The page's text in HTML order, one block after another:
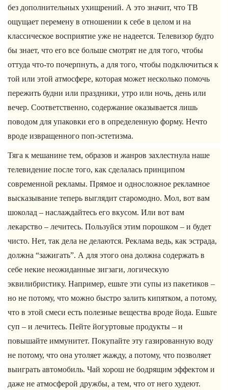
без дополнительных ухищрений. А это значит, что ТВ
ощущает перемену в отношении к себе в целом и на
классическое восприятие уже не надеется. Телевизор будто
бы знает, что его все больше смотрят не для того, чтобы
оттуда что-то почерпнуть, а для того, чтобы подключиться к
той или этой атмосфере, которая может несколько помочь
пережить будни или праздники, утро или ночь, день или
вечер. Соответственно, содержание оказывается лишь
поводом для упаковки его в определенную форму. Нечто
вроде извращенного поп-эстетизма.
Тяга к мешанине тем, образов и жанров захлестнула наше
телевидение после того, как сделалась принципом
современной рекламы. Прямое и односложное рекламное
высказывание теперь выглядит старомодно. Мол, вот вам
шоколад – наслаждайтесь его вкусом. Или вот вам
лекарство – лечитесь. Пользуйся этим порошком – и будет
чисто. Нет, так дела не делаются. Реклама ведь, как эстрада,
должна “зажигать”. А для этого она должна содержать в
себе некие неожиданные зигзаги, логическую
эквилибристику. Например, ешьте эти супы из пакетиков –
но не потому, что можно быстро залить кипятком, а потому,
что в этой смеси есть полезные вещества вроде йода. Ешьте
суп – и лечитесь. Пейте йогуртовые продукты – и
повышайте иммунитет. Покупайте эту газированную воду
не потому, что она утоляет жажду, а потому, что позволяет
выиграть автомобиль. Чай хорош не бодрящим эффектом и
даже не атмосферой дружбы, а тем, что от него худеют.